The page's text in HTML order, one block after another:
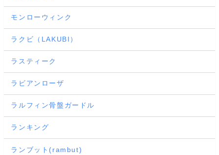
モンローウィンク
ラクビ（LAKUBI）
ラスティーク
ラビアンローザ
ラルフィン骨盤ガードル
ランキング
ランブット(rambut)